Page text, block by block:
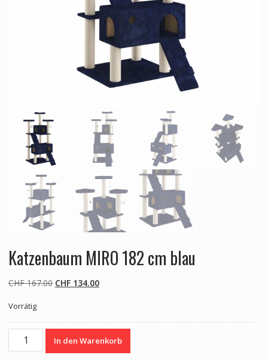
Katzenbaum MIRO 182 cm blau
CHF167.00 Ursprünglicher
CHF 167.00
CHF134.00Aktueller
CHF 134.00.
Vorrätig
Katzenbaum
MIRO
In den Warenkorb